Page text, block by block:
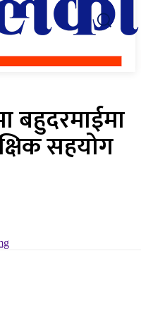
बहुदरमाईमा
सहयोग